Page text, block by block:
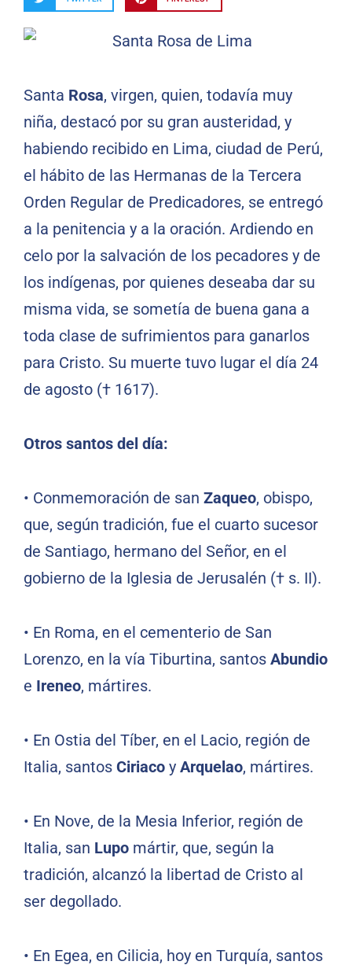
Santa Rosa, virgen, quien, todavía muy
niña, destacó por su gran austeridad, y
habiendo recibido en Lima, ciudad de Perú,
el hábito de las Hermanas de la Tercera
Orden Regular de Predicadores, se entregó
a la penitencia y a la oración. Ardiendo en
celo por la salvación de los pecadores y de
los indígenas, por quienes deseaba dar su
misma vida, se sometía de buena gana a
toda clase de sufrimientos para ganarlos
para Cristo. Su muerte tuvo lugar el día 24
de agosto († 1617).
Otros santos del día:
• Conmemoración de san Zaqueo, obispo,
que, según tradición, fue el cuarto sucesor
de Santiago, hermano del Señor, en el
gobierno de la Iglesia de Jerusalén († s. II).
• En Roma, en el cementerio de San
Lorenzo, en la vía Tiburtina, santos Abundio
e Ireneo, mártires.
• En Ostia del Tíber, en el Lacio, región de
Italia, santos Ciriaco y Arquelao, mártires.
• En Nove, de la Mesia Inferior, región de
Italia, san Lupo mártir, que, según la
tradición, alcanzó la libertad de Cristo al
ser degollado.
• En Egea, en Cilicia, hoy en Turquía, santos